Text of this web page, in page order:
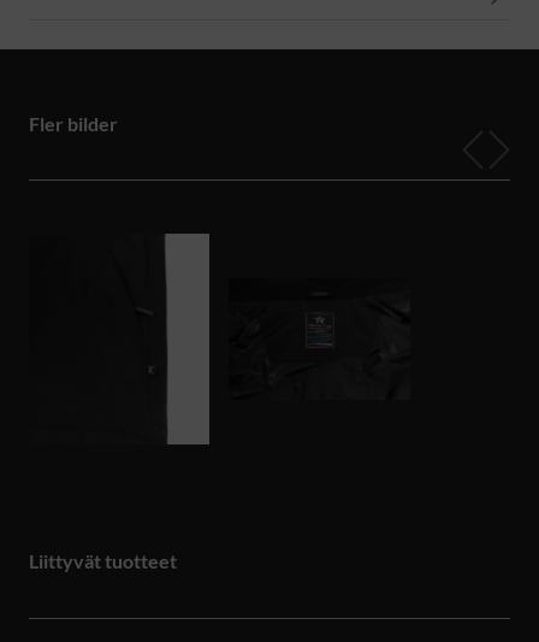
Fler bilder
Liittyvät tuotteet